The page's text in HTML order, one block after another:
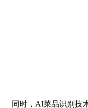
同时，AI菜品识别技